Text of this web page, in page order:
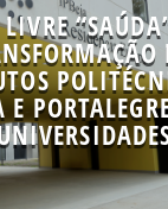
LIVRE
E